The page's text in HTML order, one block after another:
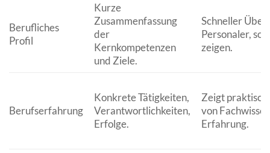
Berufliches
Profil
Kurze
Zusammenfassung
der
Kernkompetenzen
und Ziele.
Schneller
Personaler,
zeigen.
Berufserfahrung
Konkrete Tätigkeiten,
Verantwortlichkeiten,
Erfolge.
Zeigt
von
Erfahrung.